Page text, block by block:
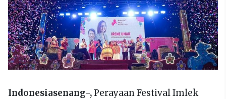
Indonesiasenang-,Perayaan Festival Imlek